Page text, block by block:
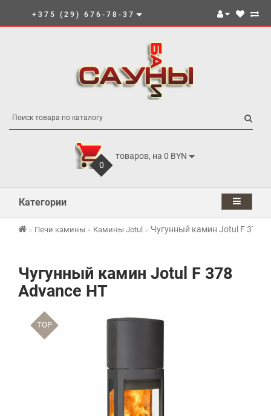
+375 (29) 676-78-37
0
товаров, на 0 BYN
Категории
Печи камины Камины Jotul Чугунный камин Jotul F 378
Чугунный камин Jotul F 378
Advance HT
TOP